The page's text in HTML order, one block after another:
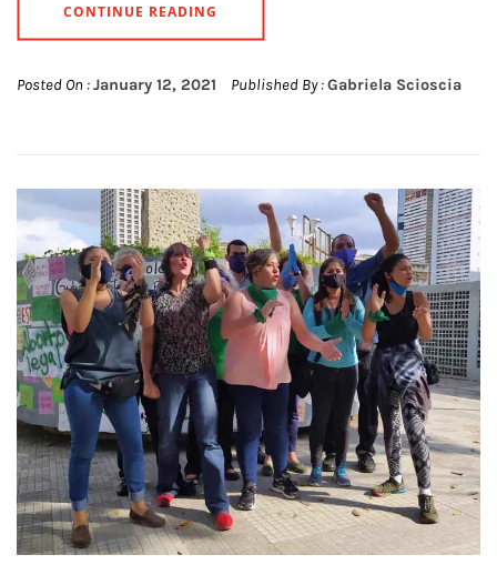
CONTINUE READING
Posted On :January 12, 2021 Published By :Gabriela Scioscia